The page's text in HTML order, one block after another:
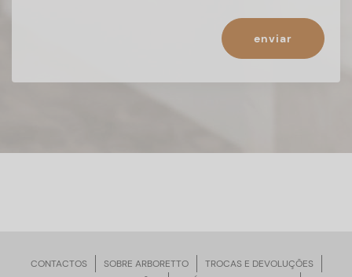
enviar
CONTACTOS SOBRE ARBORETTO
TROCAS E DEVOLUÇÕES